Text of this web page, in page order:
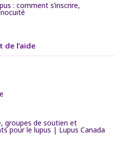
: comment s’inscrire,
de l’aide
groupes de soutien et
pour le lupus | Lupus Canada